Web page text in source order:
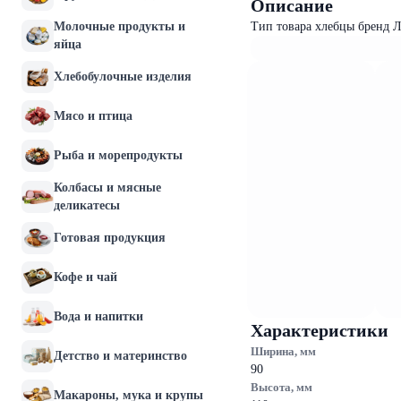
Молочные продукты и
яйца
Хлебобулочные изделия
Мясо и птица
Рыба и морепродукты
Колбасы и мясные
деликатесы
Готовая продукция
Кофе и чай
Вода и напитки
Детство и материнство
Макароны, мука и крупы
Описание
Тип товара хлебцы бренд
Характеристики
Ширина, мм
90
Высота, мм